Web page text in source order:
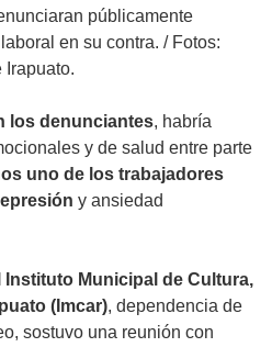
públicamente
en su contra. / Fotos:
Irapuato.
los denunciantes, habría
y de salud entre parte
uno de los trabajadores
y ansiedad
Instituto Municipal de Cultura,
(Imcar), dependencia de
sostuvo una reunión con